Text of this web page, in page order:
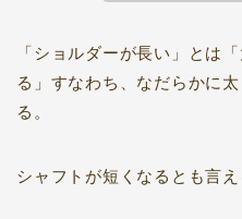
「ショルダーが長い」とは
る」すなわち、なだらかに
る。
シャフトが短くなるとも言え